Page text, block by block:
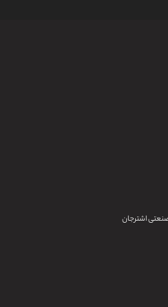
اشترجان